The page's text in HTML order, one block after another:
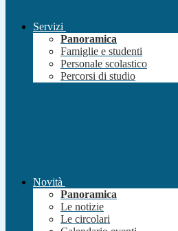
Servizi
Panoramica
Famiglie e studenti
Personale scolastico
Percorsi di studio
Novità
Panoramica
Le notizie
Le circolari